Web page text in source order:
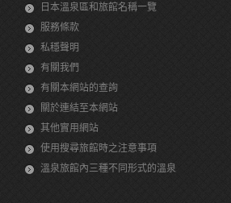
日本溫泉區和旅館名稱一覽
服務條款
私穩聲明
有關我們
有關本網站的查詢
關於連結至本網站
其他實用網站
使用搜尋旅館時之注意事項
溫泉旅館內三種不同形式的溫泉